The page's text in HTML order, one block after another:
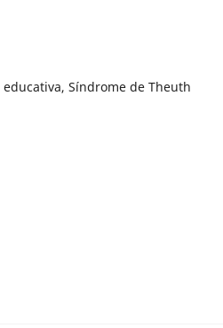
educativa, Síndrome de Theuth